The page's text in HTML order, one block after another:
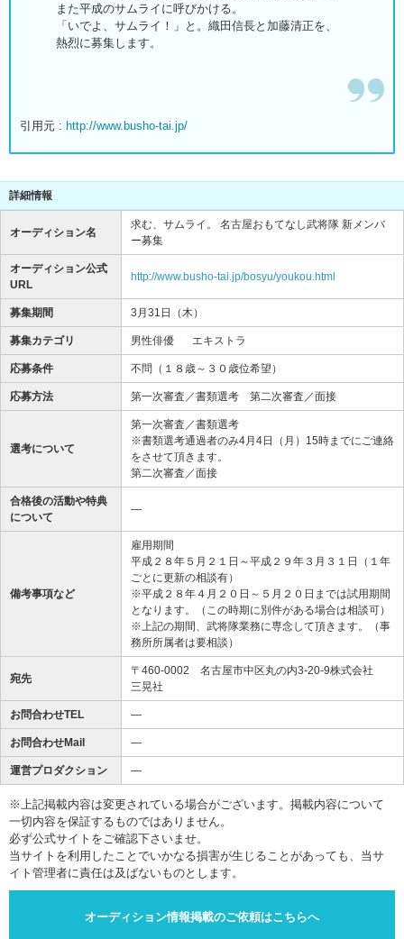
また平成のサムライに呼びかける。
「いでよ、サムライ！」と。織田信長と加藤清正を、
熱烈に募集します。
引用元 : http://www.busho-tai.jp/
詳細情報
オーディション名
求む、サムライ。 名古屋おもてなし武将隊 新メンバ
ー募集
オーディション公式
URL
http://www.busho-tai.jp/bosyu/youkou.html
募集期間 3月31日（木）
募集カテゴリ 男性俳優 エキストラ
応募条件 不問（１８歳～３０歳位希望）
応募方法 第一次審査／書類選考 第二次審査／面接
選考について
第一次審査／書類選考
※書類選考通過者のみ4月4日（月）15時までにご連絡
をさせて頂きます。
第二次審査／面接
合格後の活動や特典
について
―
備考事項など
雇用期間
平成２８年５月２１日～平成２９年３月３１日（１年
ごとに更新の相談有）
※平成２８年４月２０日～５月２０日までは試用期間
となります。（この時期に別件がある場合は相談可）
※上記の期間、武将隊業務に専念して頂きます。（事
務所所属者は要相談）
宛先
〒460-0002 名古屋市中区丸の内3-20-9株式会社
三晃社
お問合わせTEL ―
お問合わせMail ―
運営プロダクション ―
※上記掲載内容は変更されている場合がございます。掲載内容について
一切内容を保証するものではありません。
必ず公式サイトをご確認下さいませ。
当サイトを利用したことでいかなる損害が生じることがあっても、当サ
イト管理者に責任は及ばないものとします。
オーディション情報掲載のご依頼はこちらへ